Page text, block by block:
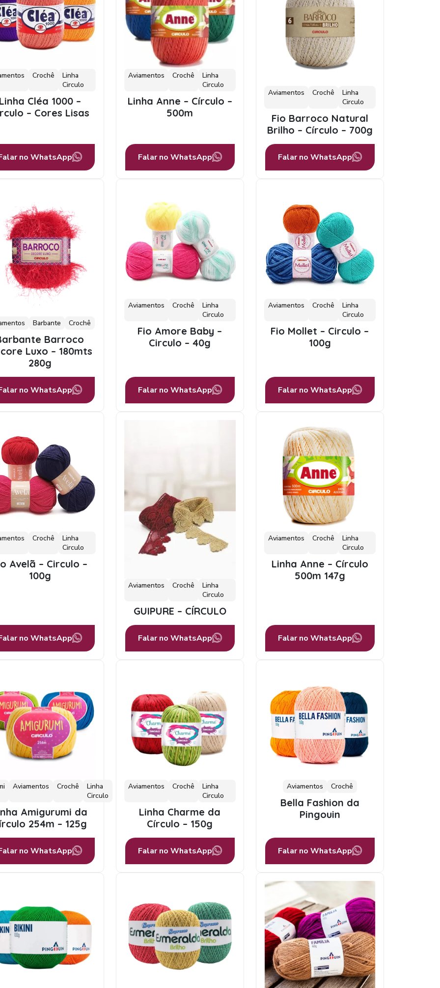
Crochê
Linha
Circulo
Cléa 1000 –
– Cores Lisas
no WhatsApp
Aviamentos Crochê
Linha
Circulo
Linha Anne – Círculo –
500m
Falar no WhatsApp
Aviamentos Crochê
Linha
Circulo
Fio Barroco Natural
Brilho – Círculo – 700g
Falar no WhatsApp
Barbante Crochê
Barroco
Luxo – 180mts
280g
no WhatsApp
Aviamentos Crochê
Linha
Circulo
Fio Amore Baby –
Circulo – 40g
Falar no WhatsApp
Aviamentos Crochê
Linha
Circulo
Fio Mollet – Circulo –
100g
Falar no WhatsApp
Crochê
Linha
Circulo
Avelã – Circulo –
100g
no WhatsApp
Aviamentos Crochê
Linha
Circulo
GUIPURE – CÍRCULO
Falar no WhatsApp
Aviamentos Crochê
Linha
Circulo
Linha Anne – Círculo
500m 147g
Falar no WhatsApp
Aviamentos Crochê
Linha
Circulo
Amigurumi da
254m – 125g
no WhatsApp
Aviamentos Crochê
Linha
Circulo
Linha Charme da
Círculo – 150g
Falar no WhatsApp
Aviamentos Crochê
Bella Fashion da
Pingouin
Falar no WhatsApp